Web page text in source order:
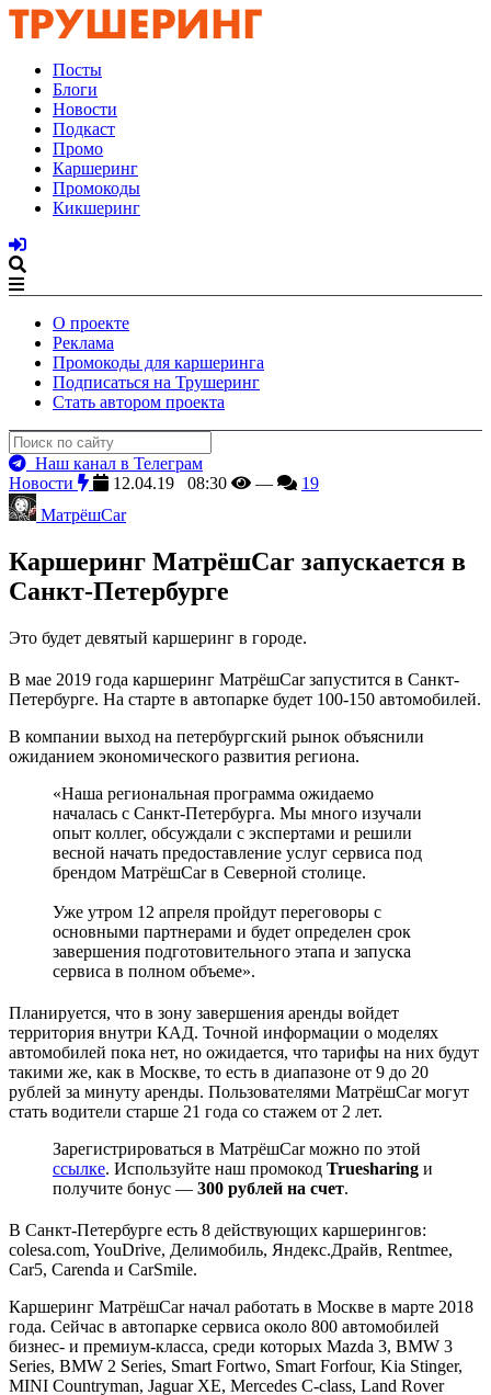
Посты
Блоги
Новости
Подкаст
Промо
Каршеринг
Промокоды
Кикшеринг
О проекте
Реклама
Промокоды для каршеринга
Подписаться на Трушеринг
Стать автором проекта
Наш канал в Телеграм
Новости
12.04.19 08:30 —
19
МатрёшCar
Каршеринг МатрёшCar запускается в
Санкт-Петербурге
Это будет девятый каршеринг в городе.
В мае 2019 года каршеринг МатрёшCar запустится в Санкт-
Петербурге. На старте в автопарке будет 100-150 автомобилей.
В компании выход на петербургский рынок объяснили
ожиданием экономического развития региона.
«Наша региональная программа ожидаемо
началась с Санкт-Петербурга. Мы много изучали
опыт коллег, обсуждали с экспертами и решили
весной начать предоставление услуг сервиса под
брендом МатрёшCar в Северной столице.
Уже утром 12 апреля пройдут переговоры с
основными партнерами и будет определен срок
завершения подготовительного этапа и запуска
сервиса в полном объеме».
Планируется, что в зону завершения аренды войдет
территория внутри КАД. Точной информации о моделях
автомобилей пока нет, но ожидается, что тарифы на них будут
такими же, как в Москве, то есть в диапазоне от 9 до 20
рублей за минуту аренды. Пользователями МатрёшCar могут
стать водители старше 21 года со стажем от 2 лет.
Зарегистрироваться в МатрёшCar можно по этой
ссылке. Используйте наш промокод Truesharing и
получите бонус — 300 рублей на счет.
В Санкт-Петербурге есть 8 действующих каршерингов:
colesa.сom, YouDrive, Делимобиль, Яндекс.Драйв, Rentmee,
Car5, Carenda и CarSmile.
Каршеринг МатрёшCar начал работать в Москве в марте 2018
года. Сейчас в автопарке сервиса около 800 автомобилей
бизнес- и премиум-класса, среди которых Mazda 3, BMW 3
Series, BMW 2 Series, Smart Fortwo, Smart Forfour, Kia Stinger,
MINI Countryman, Jaguar XE, Mercedes C-class, Land Rover